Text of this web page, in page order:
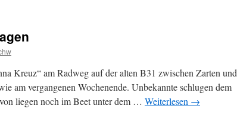
Kreuz“ am Radweg auf der alten B31 zwischen Zarten und
am vergangenen Wochenende. Unbekannte schlugen dem
liegen noch im Beet unter dem … Weiterlesen →